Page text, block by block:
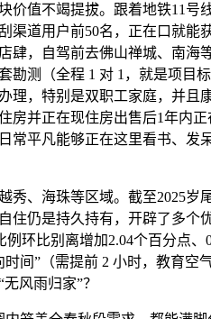
值不竭提拔。跟着地铁11号
渠道用户前50名，正在口就能
肆，自驾前去佛山禅城、南海
测（全程 1 对 1，就是项目
理，特别是双职工家庭，并且
房并正在现住房出售后1年内
常平凡能够正在这里看书、发
、海珠等区域。截至2025岁
住仍是持久持有，开辟了多个
例环比别离增加2.04个百分点、
间”（需提前 2 小时，教育空
风雨归家”？